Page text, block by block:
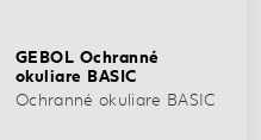
GEBOL Ochranné
okuliare BASIC
Ochranné okuliare BASIC